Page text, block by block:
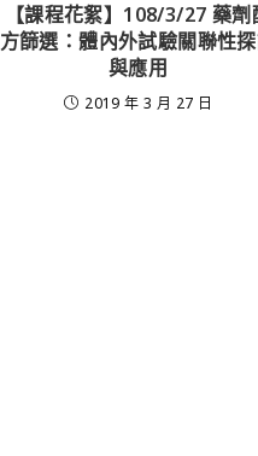
【課程花絮】108/3/27 藥劑
方篩選：體內外試驗關聯性
與應用
2019 年 3 月 27 日